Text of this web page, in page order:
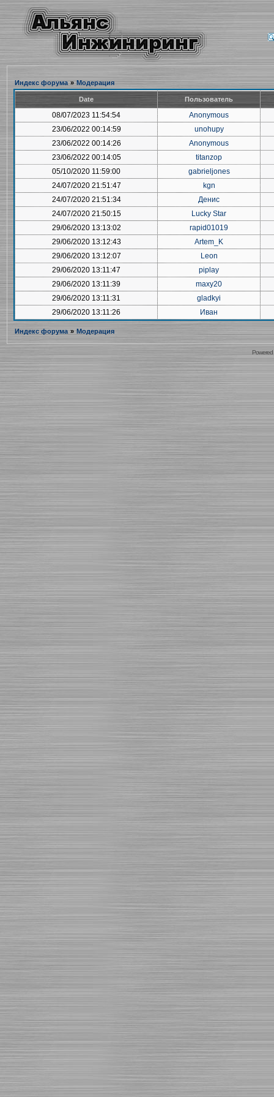
Индекс форума » Модерация
Date Пользователь
08/07/2023 11:54:54
Anonymous
23/06/2022 00:14:59
unohupy
23/06/2022 00:14:26
Anonymous
23/06/2022 00:14:05
titanzop
05/10/2020 11:59:00
gabrieljones
24/07/2020 21:51:47
kgn
24/07/2020 21:51:34
Денис
24/07/2020 21:50:15
Lucky Star
29/06/2020 13:13:02
rapid01019
29/06/2020 13:12:43
Artem_K
29/06/2020 13:12:07
Leon
29/06/2020 13:11:47
piplay
29/06/2020 13:11:39
maxy20
29/06/2020 13:11:31
gladkyi
29/06/2020 13:11:26
Иван
Индекс форума » Модерация